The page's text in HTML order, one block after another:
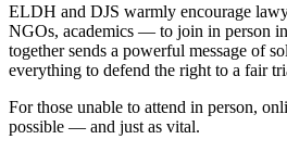
ELDH and DJS warmly encourage
NGOs, academics — to join in person
together sends a powerful message of
everything to defend the right to a fair
For those unable to attend in person,
possible — and just as vital.